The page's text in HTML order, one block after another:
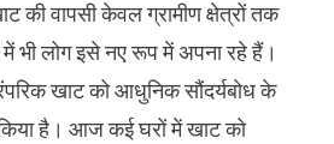
की वापसी केवल ग्रामीण क्षेत्रों तक
भी लोग इसे नए रूप में अपना रहे हैं।
खाट को आधुनिक सौंदर्यबोध के
है। आज कई घरों में खाट को